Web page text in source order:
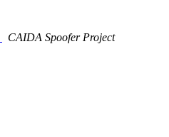
CAIDA Spoofer Project